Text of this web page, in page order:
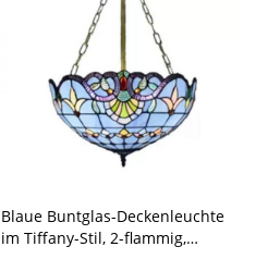
Blaue Buntglas-Deckenleuchte
im Tiffany-Stil, 2-flammig,